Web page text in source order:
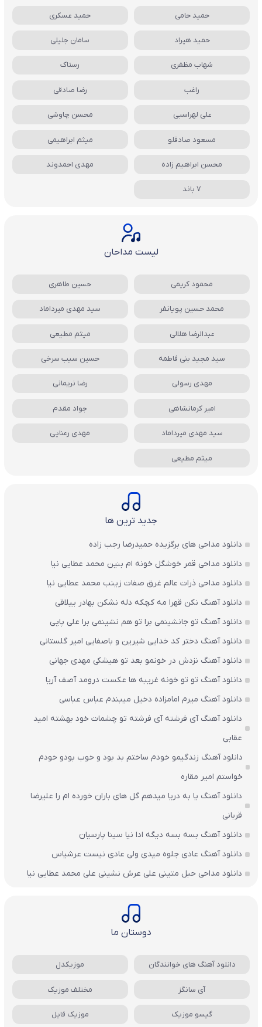
حمید حامی حمید عسکری
حمید هیراد سامان جلیلی
شهاب مظفری رستاک
راغب رضا صادقی
علی لهراسبی محسن چاوشی
مسعود صادقلو میثم ابراهیمی
محسن ابراهیم زاده مهدی احمدوند
7 باند
لیست مداحان
محمود کریمی حسین طاهری
محمد حسین پویانفر سید مهدی میرداماد
عبدالرضا هلالی میثم مطیعی
سید مجید بنی فاطمه حسین سیب سرخی
مهدی رسولی رضا نریمانی
امیر کرمانشاهی جواد مقدم
سید مهدی میرداماد مهدی رعنایی
میثم مطیعی
جدید ترین ها
دانلود مداحی های برگزیده حمیدرضا رجب زاده
دانلود مداحی قمر خوشگل خونه ام بنین محمد عطایی نیا
دانلود مداحی ذرات عالم غرق صفات زینب محمد عطایی نیا
دانلود آهنگ نکن قهرا مه کچکه دله نشکن بهادر ییلاقی
دانلود آهنگ تو جانشینمی برا تو هم نشینمی برا علی پاپی
دانلود آهنگ دختر کد خدایی شیرین و باصفایی امیر گلستانی
دانلود آهنگ نزدش در خونمو بعد تو هیشکی مهدی جهانی
دانلود آهنگ تو تو خونه غریبه ها عکست درومد آصف آریا
دانلود آهنگ میرم امامزاده دخیل میبندم عباس عباسی
دانلود آهنگ آی فرشته آی فرشته تو چشمات خود بهشته امید
عقابی
دانلود آهنگ زندگیمو خودم ساختم بد بود و خوب بودو خودم
خواستم امیر مقاره
دانلود آهنگ یا به دریا میدهم گل های باران‌ خورده ام را علیرضا
قربانی
دانلود آهنگ بسه بسه دیگه ادا نیا سینا پارسیان
دانلود آهنگ عادی جلوه میدی ولی عادی نیست عرشیاس
دانلود مداحی حبل متینی علی عرش نشینی علی محمد عطایی نیا
دوستان ما
دانلود آهنگ های خوانندگان موزیکدل
آی سانگز مختلف موزیک
گیسو موزیک موزیک فایل